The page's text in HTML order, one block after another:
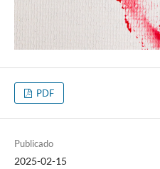
PDF
Publicado
2025-02-15